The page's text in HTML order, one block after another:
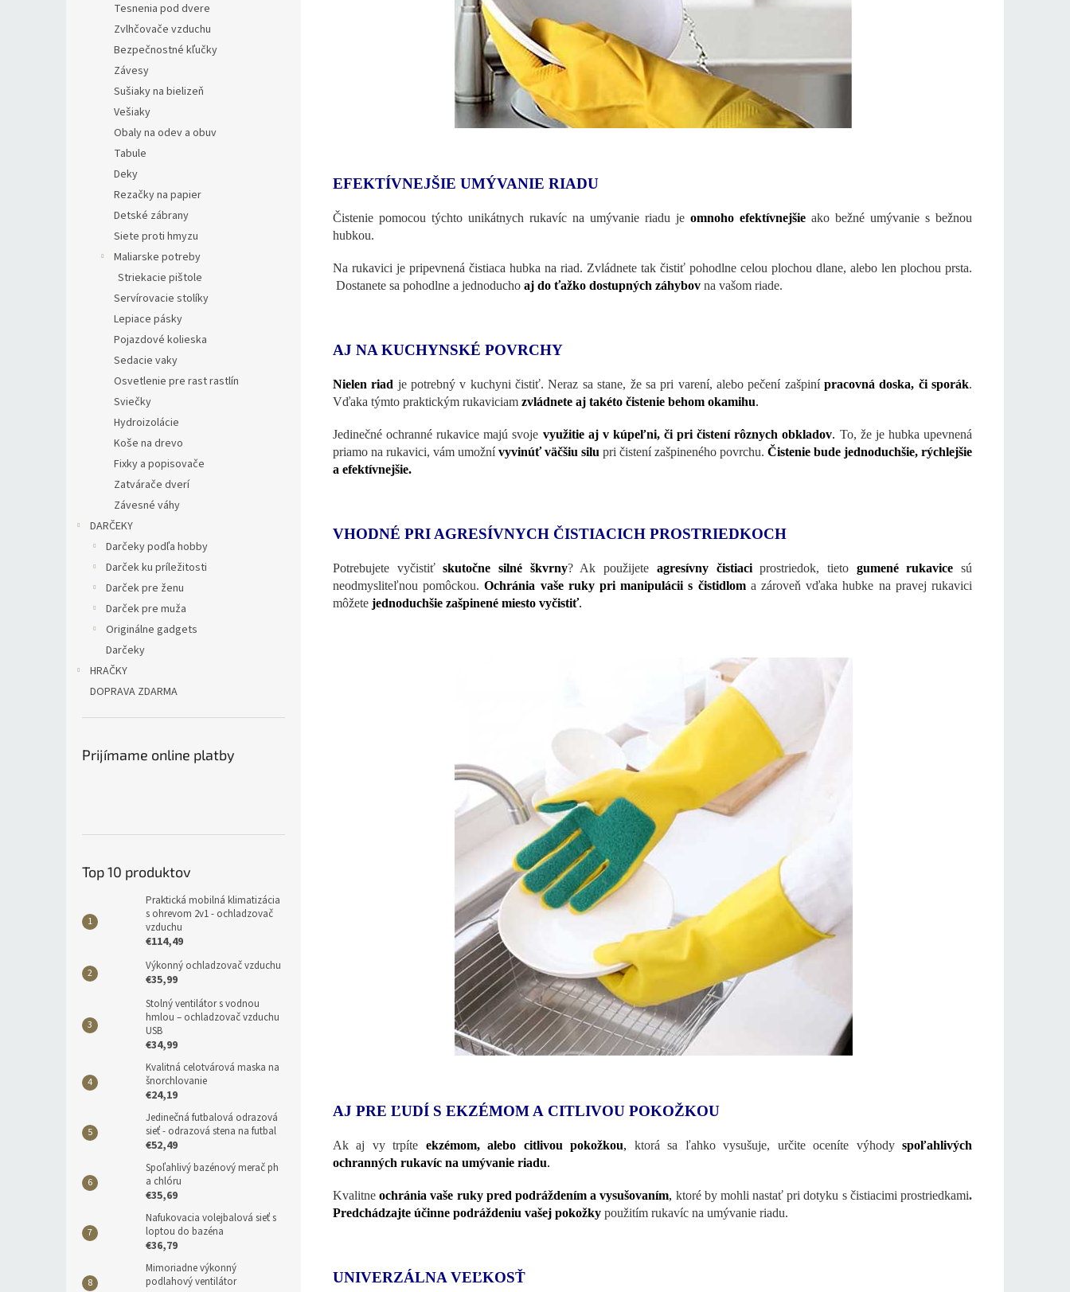
Tesnenia pod dvere
Zvlhčovače vzduchu
Bezpečnostné kľučky
Závesy
Sušiaky na bielizeň
Vešiaky
Obaly na odev a obuv
Tabule
Deky
Rezačky na papier
Detské zábrany
Siete proti hmyzu
Maliarske potreby
Striekacie pištole
Servírovacie stolíky
Lepiace pásky
Pojazdové kolieska
Sedacie vaky
Osvetlenie pre rast rastlín
Sviečky
Hydroizolácie
Koše na drevo
Fixky a popisovače
Zatvárače dverí
Závesné váhy
DARČEKY
Darčeky podľa hobby
Darček ku príležitosti
Darček pre ženu
Darček pre muža
Originálne gadgets
Darčeky
HRAČKY
DOPRAVA ZDARMA
Prijímame online platby
Top 10 produktov
Praktická mobilná klimatizácia
s ohrevom 2v1 - ochladzovač
vzduchu
€114,49
Výkonný ochladzovač vzduchu
€35,99
Stolný ventilátor s vodnou
hmlou – ochladzovač vzduchu
USB
€34,99
Kvalitná celotvárová maska na
šnorchlovanie
€24,19
Jedinečná futbalová odrazová
sieť - odrazová stena na futbal
€52,49
Spoľahlivý bazénový merač ph
a chlóru
€35,69
Nafukovacia volejbalová sieť s
loptou do bazéna
€36,79
Mimoriadne výkonný
podlahový ventilátor
EFEKTÍVNEJŠIE UMÝVANIE RIADU
Čistenie pomocou týchto unikátnych rukavíc na umývanie riadu je omnoho efektívnejšie ako bežné umývanie s bežnou
hubkou.
Na rukavici je pripevnená čistiaca hubka na riad. Zvládnete tak čistiť pohodlne celou plochou dlane, alebo len plochou prsta.
Dostanete sa pohodlne a jednoducho aj do ťažko dostupných záhybov na vašom riade.
AJ NA KUCHYNSKÉ POVRCHY
Nielen riad je potrebný v kuchyni čistiť. Neraz sa stane, že sa pri varení, alebo pečení zašpiní pracovná doska, či sporák.
Vďaka týmto praktickým rukaviciam zvládnete aj takéto čistenie behom okamihu.
Jedinečné ochranné rukavice majú svoje využitie aj v kúpeľni, či pri čistení rôznych obkladov. To, že je hubka upevnená
priamo na rukavici, vám umožnívyvinúť väčšiu silu pri čistení zašpineného povrchu. Čistenie bude jednoduchšie, rýchlejšie
a efektívnejšie.
VHODNÉ PRI AGRESÍVNYCH ČISTIACICH PROSTRIEDKOCH
Potrebujete vyčistiťskutočne silné škvrny? Ak použijete agresívny čistiaciprostriedok, tieto gumené rukavicesú
neodmysliteľnou pomôckou.Ochránia vaše ruky pri manipulácii s čistidloma zároveň vďaka hubke na pravej rukavici
môžete jednoduchšie zašpinené miesto vyčistiť.
AJ PRE ĽUDÍ S EKZÉMOM A CITLIVOU POKOŽKOU
Ak aj vy trpíte ekzémom, alebo citlivou pokožkou, ktorá sa ľahko vysušuje, určite oceníte výhodyspoľahlivých
ochranných rukavíc na umývanie riadu.
Kvalitneochránia vaše ruky pred podráždením a vysušovaním, ktoré by mohli nastať pri dotyku s čistiacimi prostriedkami.
Predchádzajte účinne podráždeniu vašej pokožky použitím rukavíc na umývanie riadu.
UNIVERZÁLNA VEĽKOSŤ